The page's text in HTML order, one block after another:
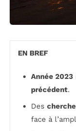
EN BREF
Année 2023
précédent.
Des
face à